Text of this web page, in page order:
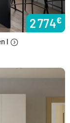
2 774€
I